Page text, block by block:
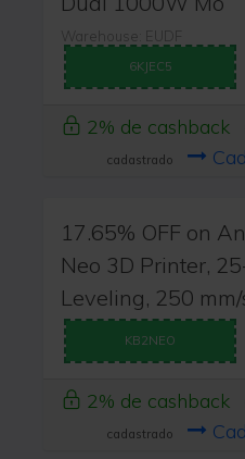
Warehouse: EUDF
6KJEC5
2% de cashback
cadastrado
17.65% OFF on
Neo 3D Printer,
Leveling, 250 mm/
KB2NEO
2% de cashback
cadastrado